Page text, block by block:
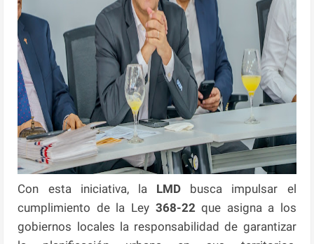
Con esta iniciativa, la LMD busca impulsar el
cumplimiento de la Ley 368-22 que asigna a los
gobiernos locales la responsabilidad de garantizar